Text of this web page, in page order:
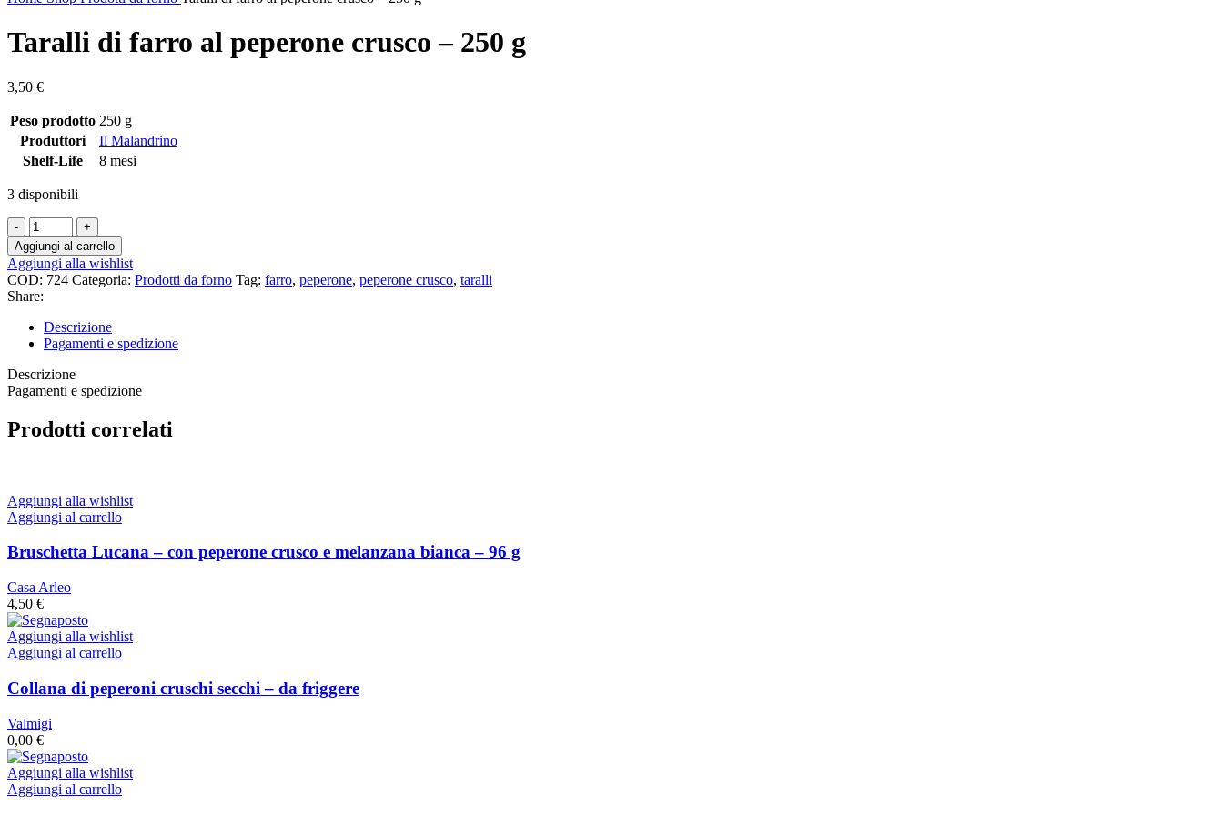
Taralli di farro al peperone crusco – 250 g
3,50 €
Peso prodotto 250 g
Produttori
Il Malandrino
Shelf-Life
8 mesi
3 disponibili
Taralli
di
farro
al
peperone
crusco
-
250
quantità
Aggiungi al carrello
Aggiungi alla wishlist
COD: 724 Categoria: Prodotti da forno Tag: farro, peperone, peperone crusco, taralli
Share:
Descrizione
Pagamenti e spedizione
Descrizione
Pagamenti e spedizione
Prodotti correlati
Aggiungi alla wishlist
Aggiungi al carrello
Bruschetta Lucana – con peperone crusco e melanzana bianca – 96 g
Casa Arleo
4,50 €
Aggiungi alla wishlist
Aggiungi al carrello
Collana di peperoni cruschi secchi – da friggere
Valmigi
0,00 €
Aggiungi alla wishlist
Aggiungi al carrello